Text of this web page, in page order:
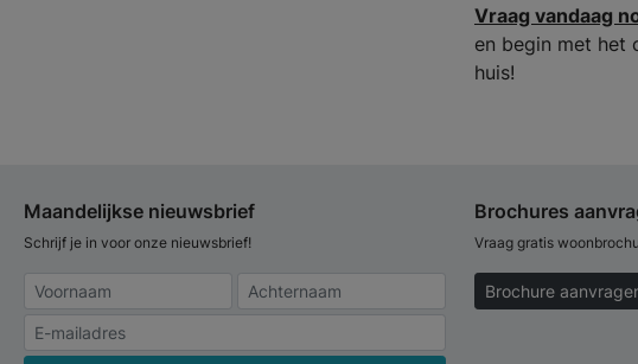
Vraag vandaag
en begin met het
huis!
Maandelijkse nieuwsbrief
Schrijf je in voor onze nieuwsbrief!
Brochures
Vraag gratis
Brochure